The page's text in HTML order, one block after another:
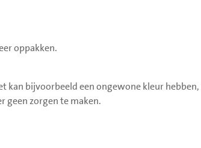
oppakken.
kan bijvoorbeeld een ongewone kleur
geen zorgen te maken.